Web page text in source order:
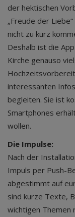
der hektischen
„Freude der
nicht zu kurz
Deshalb ist die
Kirche genauso
interessanten
begleiten. Sie ist
Smartphones
wollen.
Die Impulse:
Nach der
Impuls per Push-
abgestimmt auf
sind kurze Texte,
wichtigen Themen